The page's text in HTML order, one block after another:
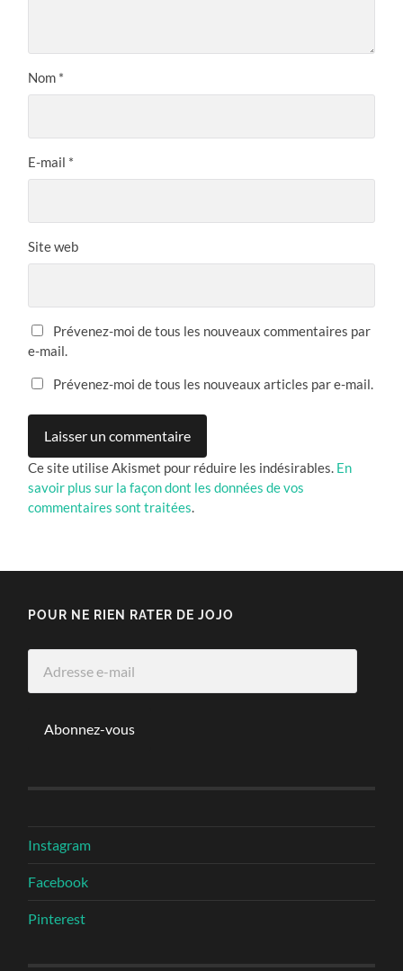
Nom *
E-mail *
Site web
Prévenez-moi de tous les nouveaux commentaires par
e-mail.
Prévenez-moi de tous les nouveaux articles par e-mail.
Ce site utilise Akismet pour réduire les indésirables. En
savoir plus sur la façon dont les données de vos
commentaires sont traitées
POUR NE RIEN RATER DE JOJO
Abonnez-vous
Instagram
Facebook
Pinterest